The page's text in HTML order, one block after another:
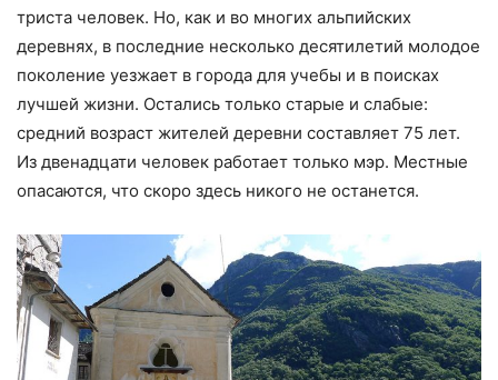
триста человек. Но, как и во многих альпийских
деревнях, в последние несколько десятилетий молодое
поколение уезжает в города для учебы и в поисках
лучшей жизни. Остались только старые и слабые:
средний возраст жителей деревни составляет 75 лет.
Из двенадцати человек работает только мэр. Местные
опасаются, что скоро здесь никого не останется.